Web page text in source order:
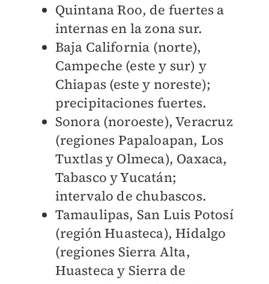
Quintana Roo, de fuertes a
internas en la zona sur.
Baja California (norte),
Campeche (este y sur) y
Chiapas (este y noreste);
precipitaciones fuertes.
Sonora (noroeste), Veracruz
(regiones Papaloapan, Los
Tuxtlas y Olmeca), Oaxaca,
Tabasco y Yucatán;
intervalo de chubascos.
Tamaulipas, San Luis Potosí
(región Huasteca), Hidalgo
(regiones Sierra Alta,
Huasteca y Sierra de